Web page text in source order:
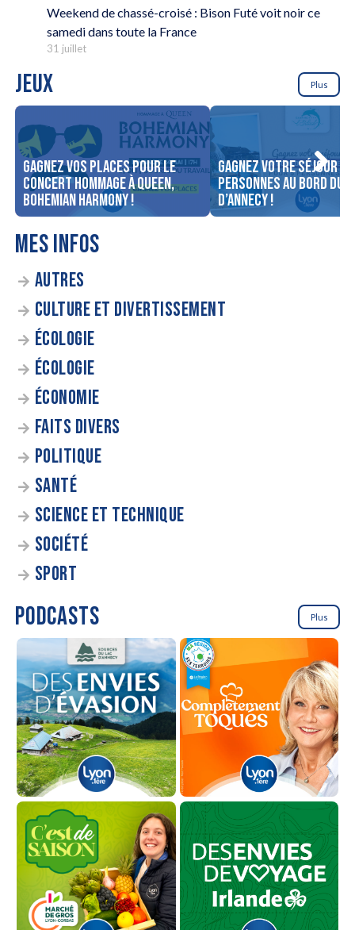
Weekend de chassé-croisé : Bison Futé voit noir ce
samedi dans toute la France
31 juillet
JEUX Plus
Gagnez vos places pour le
concert Hommage à Queen,
Bohemian Harmony !
Gagnez votre séjour
personnes au bord du
d’Annecy !
MES INFOS
AUTRES
CULTURE ET DIVERTISSEMENT
ÉCOLOGIE
ÉCOLOGIE
ÉCONOMIE
FAITS DIVERS
POLITIQUE
SANTÉ
SCIENCE ET TECHNIQUE
SOCIÉTÉ
SPORT
PODCASTS Plus